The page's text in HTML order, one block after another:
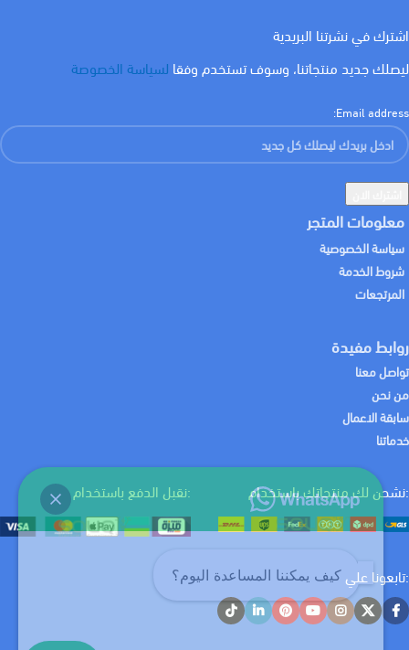
اشترك في نشرتنا البريدية
ليصلك جديد منتجاتنا، وسوف تستخدم وفقا لسياسة الخصوصة
Email address:
معلومات المتجر
سياسة الخصوصية
شروط الخدمة
المرتجعات
روابط مفيدة
تواصل معنا
من نحن
سابقة الاعمال
خدماتنا
:نقبل الدفع باستخدام :نشحن لك منتجاتك باستخدام
:تابعونا علي كيف يمكننا المساعدة اليوم؟